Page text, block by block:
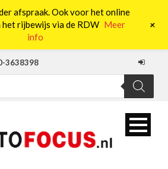
3638398
afspraak. Ook voor het online
het rijbewijs via de RDW Meer
info
+